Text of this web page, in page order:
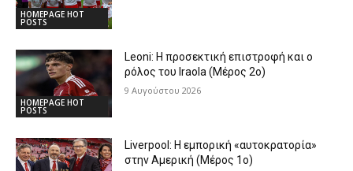
HOMEPAGE HOT
POSTS
HOMEPAGE HOT
POSTS
Leoni: Η προσεκτική επιστροφή και ο
ρόλος του Iraola (Μέρος 2ο)
9 Αυγούστου 2026
Liverpool: Η εμπορική «αυτοκρατορία»
στην Αμερική (Μέρος 1ο)